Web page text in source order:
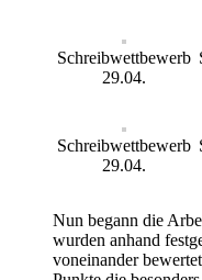
Schreibwettbewerb
29.04.
Schreibwettbewerb
29.04.
Nun begann die
wurden anhand
voneinander